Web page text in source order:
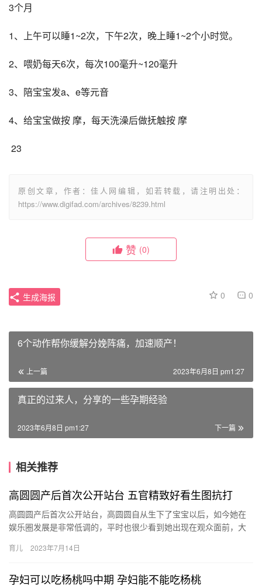
3个月
1、上午可以睡1~2次，下午2次，晚上睡1~2个小时觉。
2、喂奶每天6次，每次100毫升~120毫升
3、陪宝宝发a、e等元音
4、给宝宝做按 摩，每天洗澡后做抚触按 摩
23
原创文章，作者：佳人网编辑，如若转载，请注明出处：
https://www.digifad.com/archives/8239.html
赞 (0)
0 0
生成海报
6个动作帮你缓解分娩阵痛，加速顺产！
上一篇 2023年6月8日 pm1:27
真正的过来人，分享的一些孕期经验
下一篇
2023年6月8日 pm1:27
相关推荐
高圆圆产后首次公开站台 五官精致好看生图抗打
高圆圆产后首次公开站台，高圆圆自从生下了宝宝以后，如今她在
娱乐圈发展是非常低调的，平时也很少看到她出现在观众面前，大
高圆…
育儿 2023年7月14日
孕妇可以吃杨桃吗中期 孕妇能不能吃杨桃